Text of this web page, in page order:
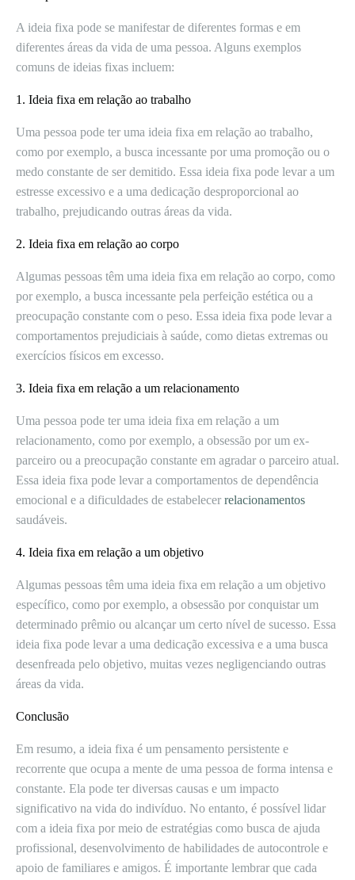
A ideia fixa pode se manifestar de diferentes formas e em
diferentes áreas da vida de uma pessoa. Alguns exemplos
comuns de ideias fixas incluem:
1. Ideia fixa em relação ao trabalho
Uma pessoa pode ter uma ideia fixa em relação ao trabalho,
como por exemplo, a busca incessante por uma promoção ou o
medo constante de ser demitido. Essa ideia fixa pode levar a um
estresse excessivo e a uma dedicação desproporcional ao
trabalho, prejudicando outras áreas da vida.
2. Ideia fixa em relação ao corpo
Algumas pessoas têm uma ideia fixa em relação ao corpo, como
por exemplo, a busca incessante pela perfeição estética ou a
preocupação constante com o peso. Essa ideia fixa pode levar a
comportamentos prejudiciais à saúde, como dietas extremas ou
exercícios físicos em excesso.
3. Ideia fixa em relação a um relacionamento
Uma pessoa pode ter uma ideia fixa em relação a um
relacionamento, como por exemplo, a obsessão por um ex-
parceiro ou a preocupação constante em agradar o parceiro atual.
Essa ideia fixa pode levar a comportamentos de dependência
emocional e a dificuldades de estabelecer relacionamentos
saudáveis.
4. Ideia fixa em relação a um objetivo
Algumas pessoas têm uma ideia fixa em relação a um objetivo
específico, como por exemplo, a obsessão por conquistar um
determinado prêmio ou alcançar um certo nível de sucesso. Essa
ideia fixa pode levar a uma dedicação excessiva e a uma busca
desenfreada pelo objetivo, muitas vezes negligenciando outras
áreas da vida.
Conclusão
Em resumo, a ideia fixa é um pensamento persistente e
recorrente que ocupa a mente de uma pessoa de forma intensa e
constante. Ela pode ter diversas causas e um impacto
significativo na vida do indivíduo. No entanto, é possível lidar
com a ideia fixa por meio de estratégias como busca de ajuda
profissional, desenvolvimento de habilidades de autocontrole e
apoio de familiares e amigos. É importante lembrar que cada